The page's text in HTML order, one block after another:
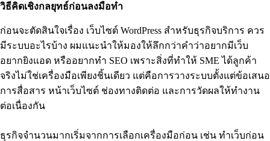
วิธีคิดเชิงกลยุทธ์ก่อนลงมือทำ
ก่อนจะตัดสินใจเรื่อง เว็บไซต์ WordPress สำหรับธุรกิจบริการ ควร
มีระบบอะไรบ้าง ผมแนะนำให้มองให้ลึกกว่าคำว่าอยากมีเว็บ
อยากยิงแอด หรืออยากทำ SEO เพราะสิ่งที่ทำให้ SME ได้ลูกค้า
จริงไม่ใช่เครื่องมือเพียงชิ้นเดียว แต่คือการวางระบบตั้งแต่ข้อเสนอ
การสื่อสาร หน้าเว็บไซต์ ช่องทางติดต่อ และการวัดผลให้ทำงาน
ต่อเนื่องกัน
ธุรกิจจำนวนมากเริ่มจากการเลือกเครื่องมือก่อน เช่น ทำเว็บก่อน